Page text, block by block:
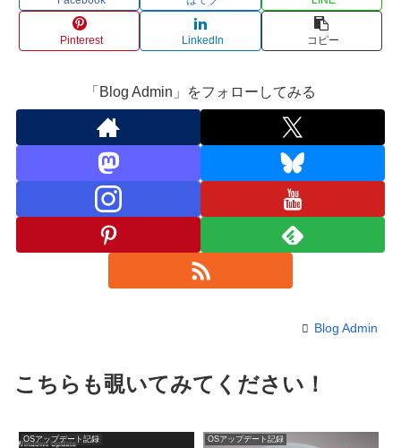
Pinterest LinkedIn コピー
「Blog Admin」をフォローしてみる
Blog Admin
こちらも覗いてみてください！
OSアップデート記録 OSアップデート記録